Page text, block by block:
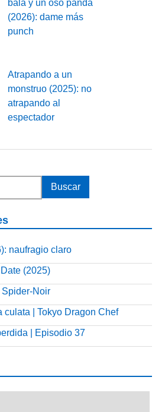
bala y un oso panda
(2026): dame más
punch
Atrapando a un
monstruo (2025): no
atrapando al
espectador
naufragio claro
(2025)
Spider-Noir
culata | Tokyo Dragon Chef
| Episodio 37